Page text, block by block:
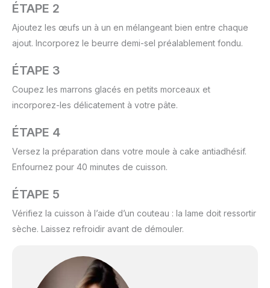
ÉTAPE 2
Ajoutez les œufs un à un en mélangeant bien entre chaque
ajout. Incorporez le beurre demi-sel préalablement fondu.
ÉTAPE 3
Coupez les marrons glacés en petits morceaux et
incorporez-les délicatement à votre pâte.
ÉTAPE 4
Versez la préparation dans votre moule à cake antiadhésif.
Enfournez pour 40 minutes de cuisson.
ÉTAPE 5
Vérifiez la cuisson à l’aide d’un couteau : la lame doit ressortir
sèche. Laissez refroidir avant de démouler.